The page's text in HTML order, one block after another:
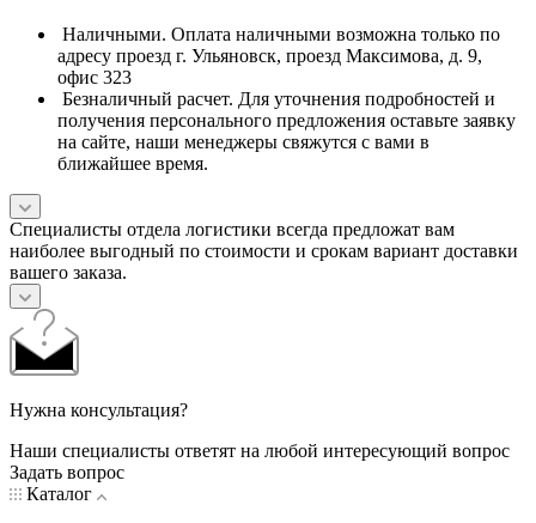
Наличными. Оплата наличными возможна только по
адресу проезд г. Ульяновск, проезд Максимова, д. 9,
офис 323
Безналичный расчет. Для уточнения подробностей и
получения персонального предложения оставьте заявку
на сайте, наши менеджеры свяжутся с вами в
ближайшее время.
Специалисты отдела логистики всегда предложат вам
наиболее выгодный по стоимости и срокам вариант доставки
вашего заказа.
Нужна консультация?
Наши специалисты ответят на любой интересующий вопрос
Задать вопрос
Каталог